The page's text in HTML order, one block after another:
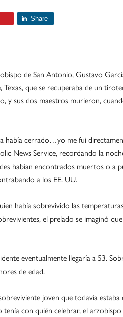
Share
de San Antonio, Gustavo
que se recuperaba de un
y sus dos maestros murieron,
cerrado…yo me fui
News Service, recordando la
habían encontrados muertos o a
a los EE. UU.
había sobrevivido las
el prelado se imaginó
eventualmente llegaría a 53.
de edad.
joven que todavía
con quién celebrar, el